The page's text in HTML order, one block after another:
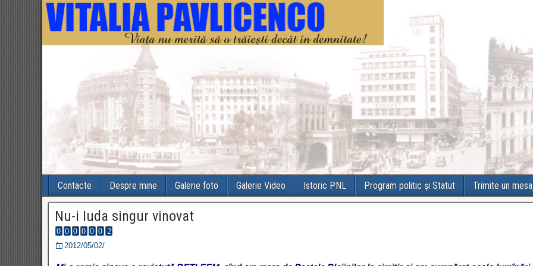
Contacte Despre mine Galerie foto Galerie Video Istoric PNL Program politic și Statut Trimite un
Nu-i Iuda singur vinovat
2012/05/02/